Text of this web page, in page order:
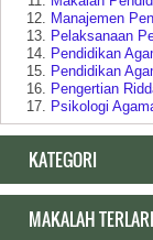
Manajemen
Pelaksanaan
Pendidikan
Pendidikan
Pengertian
Psikologi
Relasi Negara |
Makalah Tentang
Akar Historis
KATEGORI
MAKALAH